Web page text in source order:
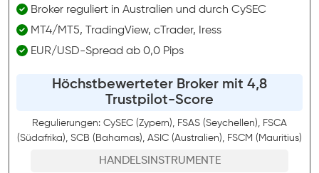
Broker reguliert in Australien und durch CySEC
MT4/MT5, TradingView, cTrader, Iress
EUR/USD-Spread ab 0,0 Pips
Höchstbewerteter Broker mit 4,8
Trustpilot-Score
Regulierungen: CySEC (Zypern), FSAS (Seychellen), FSCA
(Südafrika), SCB (Bahamas), ASIC (Australien), FSCM (Mauritius)
HANDELSINSTRUMENTE